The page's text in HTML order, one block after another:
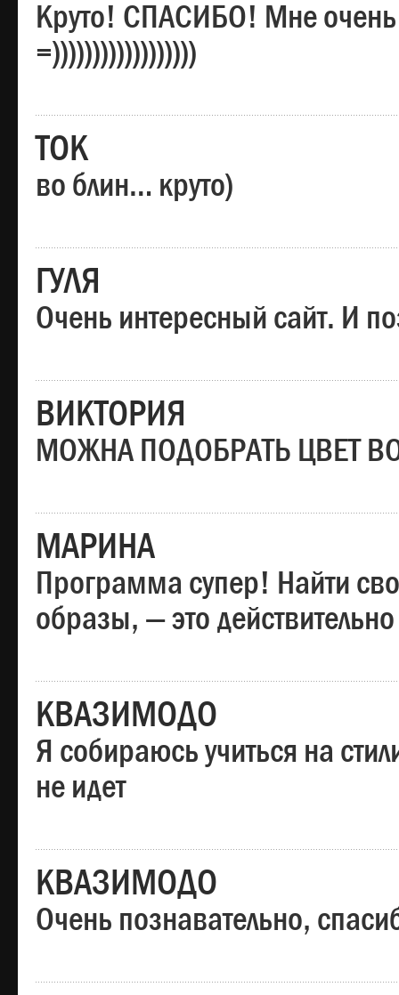
Круто! СПАСИБО! Мне
=))))))))))))))))))
ТОК
во блин… круто)
ГУЛЯ
Очень интересный сайт. И
ВИКТОРИЯ
МОЖНА ПОДОБРАТЬ ЦВЕТ
МАРИНА
Программа супер! Найти
образы, — это
КВАЗИМОДО
Я собираюсь учиться на
не идет
КВАЗИМОДО
Очень познавательно,